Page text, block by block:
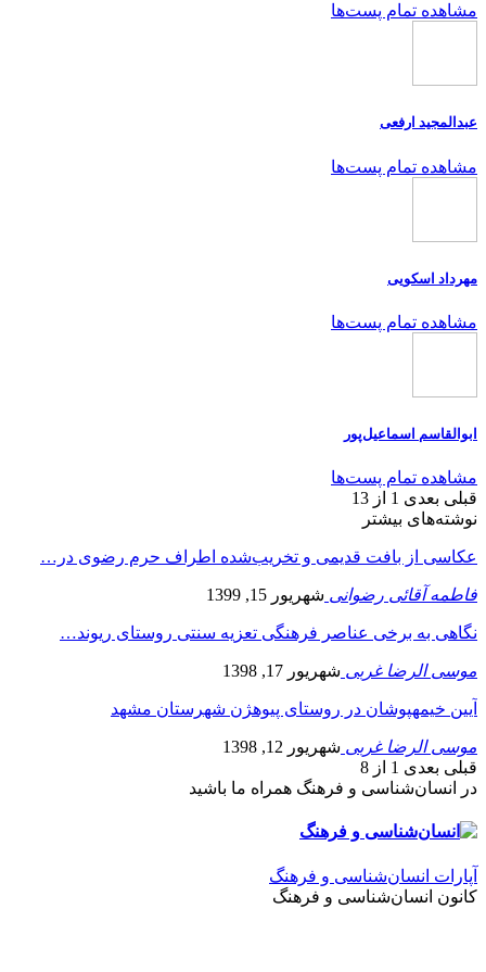
مشاهده تمام پست‌ها
عبدالمجید ارفعی
مشاهده تمام پست‌ها
مهرداد اسکویی
مشاهده تمام پست‌ها
ابوالقاسم اسماعیل‌پور
مشاهده تمام پست‌ها
قبلی بعدی 1 از 13
نوشته‌های بیشتر
عکاسی از بافت قدیمی و تخریب‌شده اطراف حرم رضوی در…
فاطمه آقائی رضوانی شهریور 15, 1399
نگاهی به برخی عناصر فرهنگی تعزیه سنتی روستای ریوند…
موسی الرضا غربی شهریور 17, 1398
آیین خیمه‎پوشان در روستای پیوه‎ژن شهرستان مشهد
موسی الرضا غربی شهریور 12, 1398
قبلی بعدی 1 از 8
در انسان‌شناسی و فرهنگ همراه ما باشید
آپارات انسان‌شناسی و فرهنگ
کانون انسان‌شناسی و فرهنگ